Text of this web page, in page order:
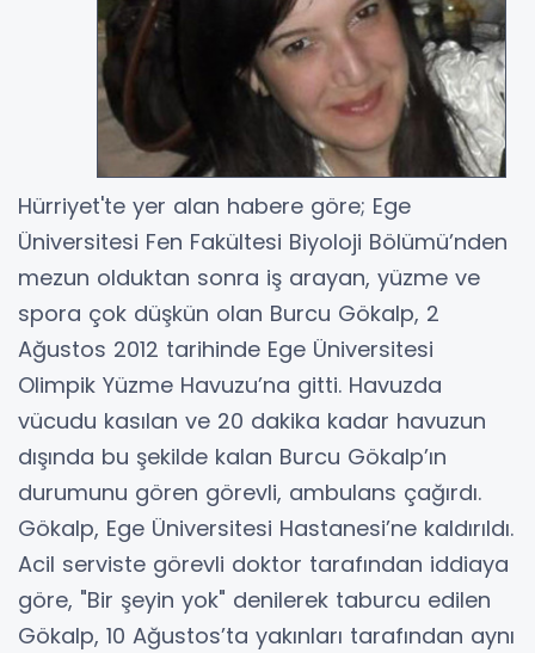
Hürriyet'te yer alan habere göre; Ege
Üniversitesi Fen Fakültesi Biyoloji Bölümü’nden
mezun olduktan sonra iş arayan, yüzme ve
spora çok düşkün olan Burcu Gökalp, 2
Ağustos 2012 tarihinde Ege Üniversitesi
Olimpik Yüzme Havuzu’na gitti. Havuzda
vücudu kasılan ve 20 dakika kadar havuzun
dışında bu şekilde kalan Burcu Gökalp’ın
durumunu gören görevli, ambulans çağırdı.
Gökalp, Ege Üniversitesi Hastanesi’ne kaldırıldı.
Acil serviste görevli doktor tarafından iddiaya
göre, "Bir şeyin yok" denilerek taburcu edilen
Gökalp, 10 Ağustos’ta yakınları tarafından aynı